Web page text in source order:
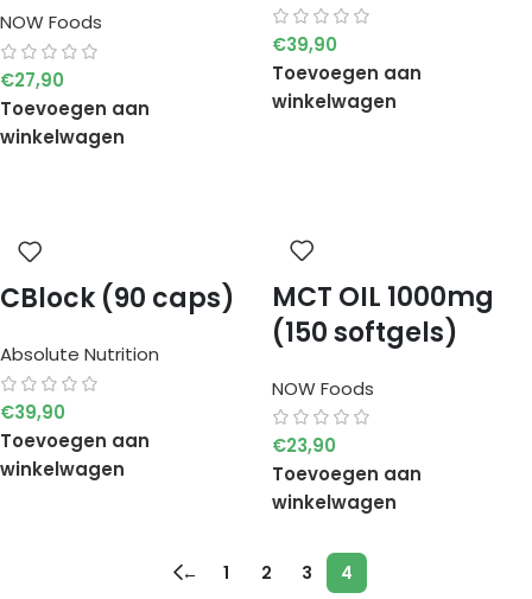
NOW Foods
€27,90
Toevoegen aan
winkelwagen
€39,90
Toevoegen aan
winkelwagen
CBlock (90 caps)
Absolute Nutrition
€39,90
Toevoegen aan
winkelwagen
MCT OIL 1000mg
(150 softgels)
NOW Foods
€23,90
Toevoegen aan
winkelwagen
← 1 2 3 4